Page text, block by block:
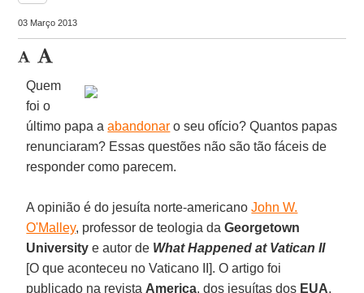
03 Março 2013
Quem
foi o
último papa aabandonar o seu ofício? Quantos papas
renunciaram? Essas questões não são tão fáceis de
responder como parecem.
A opinião é do jesuíta norte-americanoJohn W.
O'Malley, professor de teologia daGeorgetown
Universitye autor de What Happened at Vatican II
[O que aconteceu no Vaticano II]. O artigo foi
publicado na revista America, dos jesuítas dos EUA,